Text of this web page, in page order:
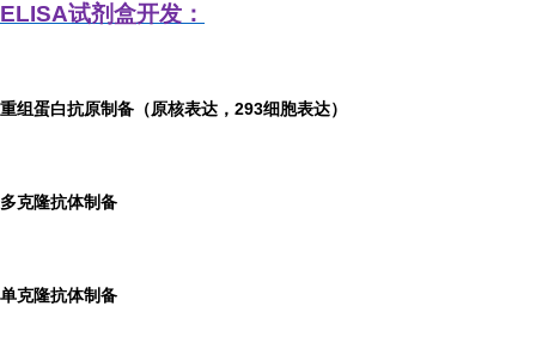
ELISA试剂盒开发：
重组蛋白抗原制备（原核表达，293细胞表达）
多克隆抗体制备
单克隆抗体制备